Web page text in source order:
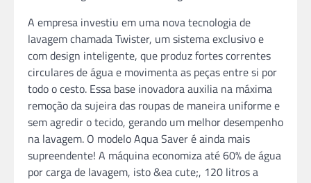
A empresa investiu em uma nova tecnologia de
lavagem chamada Twister, um sistema exclusivo e
com design inteligente, que produz fortes correntes
circulares de água e movimenta as peças entre si por
todo o cesto. Essa base inovadora auxilia na máxima
remoção da sujeira das roupas de maneira uniforme e
sem agredir o tecido, gerando um melhor desempenho
na lavagem. O modelo Aqua Saver é ainda mais
supreendente! A máquina economiza até 60% de água
por carga de lavagem, isto &ea cute;, 120 litros a